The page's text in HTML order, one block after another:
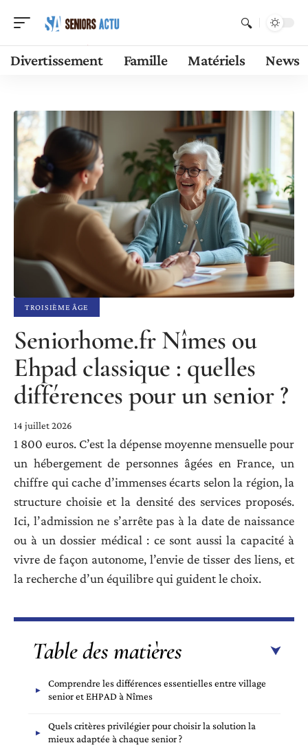
Divertissement Famille Matériels News
TROISIÈME ÂGE
Seniorhome.fr Nîmes ou
Ehpad classique : quelles
différences pour un senior ?
14 juillet 2026
1 800 euros. C’est la dépense moyenne mensuelle pour
un hébergement de personnes âgées en France, un
chiffre qui cache d’immenses écarts selon la région, la
structure choisie et la densité des services proposés.
Ici, l’admission ne s’arrête pas à la date de naissance
ou à un dossier médical : ce sont aussi la capacité à
vivre de façon autonome, l’envie de tisser des liens, et
la recherche d’un équilibre qui guident le choix.
Table des matières
Comprendre les différences essentielles entre village
senior et EHPAD à Nîmes
Quels critères privilégier pour choisir la solution la
mieux adaptée à chaque senior ?